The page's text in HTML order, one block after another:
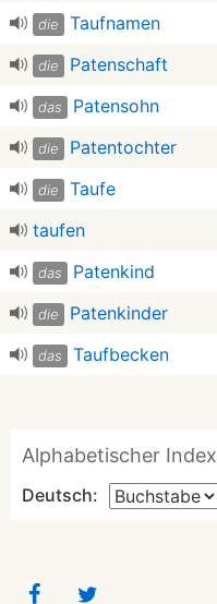
die Taufnamen
die Patenschaft
das Patensohn
die Patentochter
die Taufe
taufen
das Patenkind
die Patenkinder
das Taufbecken
Alphabetischer Index
Deutsch: